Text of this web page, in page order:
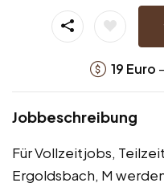
19 Euro -
Jobbeschreibung
Für Vollzeitjobs,
Ergoldsbach, M